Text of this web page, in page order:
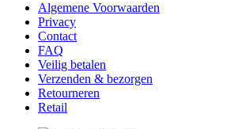
Algemene Voorwaarden
Privacy
Contact
FAQ
Veilig betalen
Verzenden & bezorgen
Retourneren
Retail